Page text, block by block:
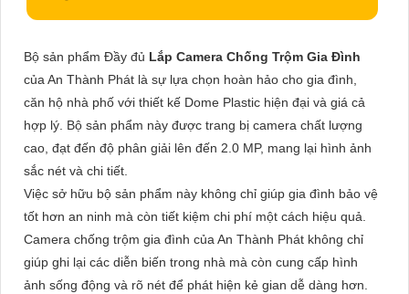
Bộ sản phẩm Đầy đủ Lắp Camera Chống Trộm Gia Đình
của An Thành Phát là sự lựa chọn hoàn hảo cho gia đình,
căn hộ nhà phố với thiết kế Dome Plastic hiện đại và giá cả
hợp lý. Bộ sản phẩm này được trang bị camera chất lượng
cao, đạt đến độ phân giải lên đến 2.0 MP, mang lại hình ảnh
sắc nét và chi tiết.
Việc sở hữu bộ sản phẩm này không chỉ giúp gia đình bảo vệ
tốt hơn an ninh mà còn tiết kiệm chi phí một cách hiệu quả.
Camera chống trộm gia đình của An Thành Phát không chỉ
giúp ghi lại các diễn biến trong nhà mà còn cung cấp hình
ảnh sống động và rõ nét để phát hiện kẻ gian dễ dàng hơn.